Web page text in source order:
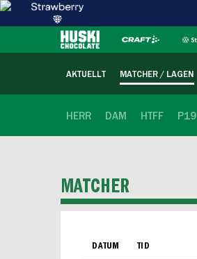
AKTUELLT MATCHER / LAGEN
HERR DAM HTFF P19
MATCHER
DATUM TID